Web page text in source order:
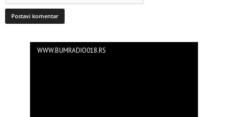
WWW.BUMRADIO018.RS